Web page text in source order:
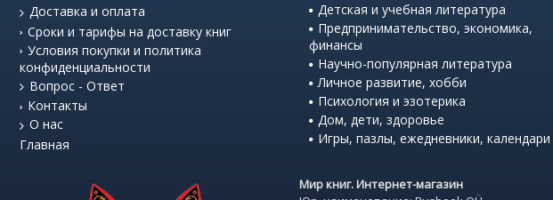
Доставка и оплата
Сроки и тарифы на доставку книг
Условия покупки и политика
конфиденциальности
Вопрос - Ответ
Контакты
О нас
Главная
Детская и учебная литература
Предпринимательство, экономика,
финансы
Научно-популярная литература
Личное развитие, хобби
Психология и эзотерика
Дом, дети, здоровье
Игры, пазлы, ежедневники, календари
Мир книг. Интернет-магазин